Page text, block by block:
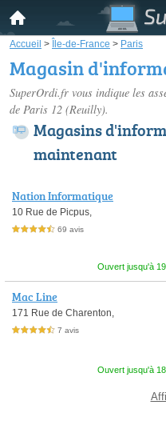
Accueil > Île-de-France > Paris
Magasin
SuperOrdi.fr vous indique les
de Paris 12 (Reuilly).
Magasins
maintenant
Nation Informatique
10 Rue de Picpus,
4,5 étoiles sur 5 69 avis
Ouvert jusqu'à
Mac Line
171 Rue de Charenton,
4,5 étoiles sur 5 7 avis
Ouvert jusqu'à